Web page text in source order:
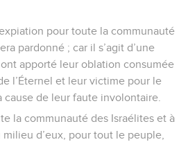
pour toute la communauté
pardonné ; car il s’agit d’une
apporté leur oblation consumée
l’Éternel et leur victime pour le
cause de leur faute involontaire.
la communauté des Israélites et à
milieu d’eux, pour tout le peuple,